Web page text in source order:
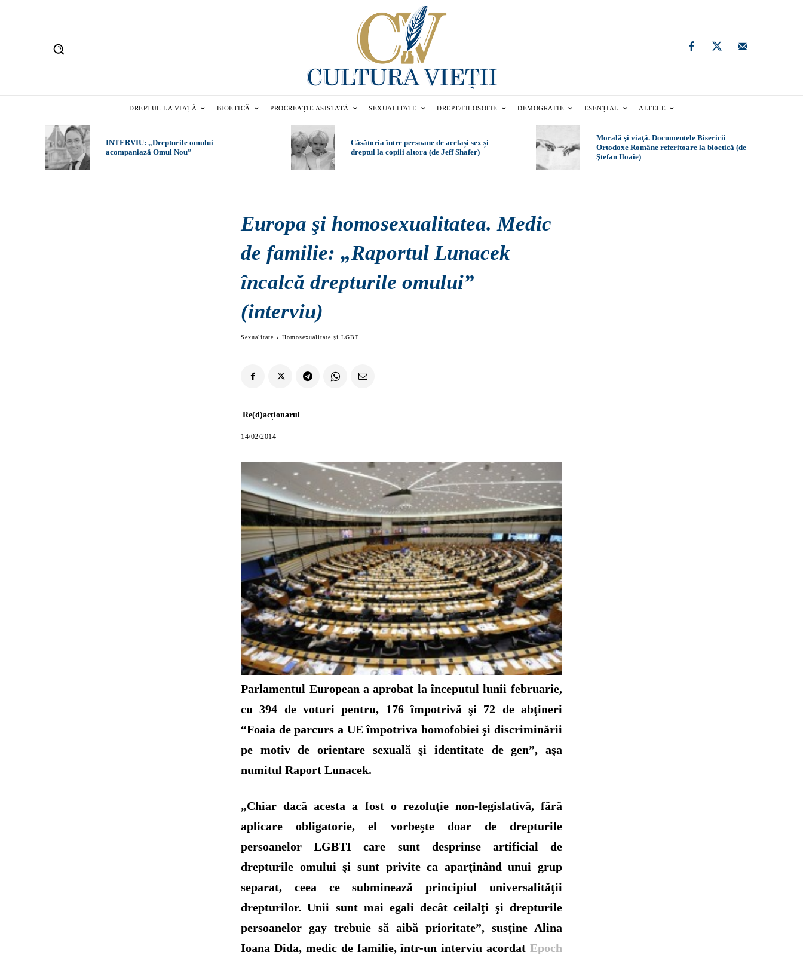
DREPTUL LA VIAȚĂ BIOETICĂ PROCREAȚIE ASISTATĂ SEXUALITATE DREPT/FILOSOFIE DEMOGRAFIE ESENȚIAL ALTELE
INTERVIU: „Drepturile omului
acompaniază Omul Nou”
Căsătoria între persoane de același sex și
dreptul la copiii altora (de Jeff Shafer)
Morală şi viaţă. Documentele Bisericii
Ortodoxe Române referitoare la bioetică (de
Ştefan Iloaie)
Europa şi homosexualitatea. Medic
de familie: „Raportul Lunacek
încalcă drepturile omului”
(interviu)
Sexualitate Homosexualitate și LGBT
Re(d)acționarul
14/02/2014
Parlamentul European a aprobat la începutul lunii februarie,
cu 394 de voturi pentru, 176 împotrivă şi 72 de abţineri
“Foaia de parcurs a UE împotriva homofobiei şi discriminării
pe motiv de orientare sexuală şi identitate de gen”, aşa
numitul Raport Lunacek.
„Chiar dacă acesta a fost o rezoluţie non-legislativă, fără
aplicare obligatorie, el vorbeşte doar de drepturile
persoanelor LGBTI care sunt desprinse artificial de
drepturile omului şi sunt privite ca aparţinând unui grup
separat, ceea ce subminează principiul universalităţii
drepturilor. Unii sunt mai egali decât ceilalţi şi drepturile
persoanelor gay trebuie să aibă prioritate”, susţine Alina
Ioana Dida, medic de familie, într-un interviu acordat Epoch